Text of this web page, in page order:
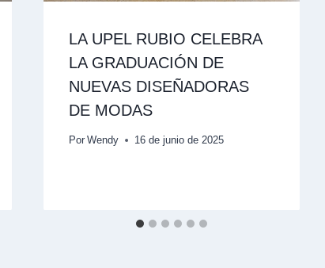
LA UPEL RUBIO CELEBRA
LA GRADUACIÓN DE
NUEVAS DISEÑADORAS
DE MODAS
Por Wendy 16 de junio de 2025